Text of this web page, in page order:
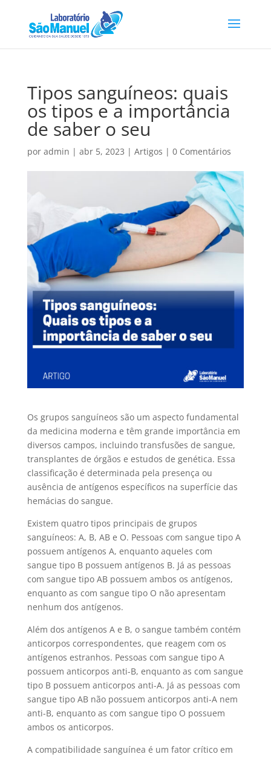
Tipos sanguíneos: quais
os tipos e a importância
de saber o seu
por admin | abr 5, 2023 | Artigos | 0 Comentários
Os grupos sanguíneos são um aspecto fundamental
da medicina moderna e têm grande importância em
diversos campos, incluindo transfusões de sangue,
transplantes de órgãos e estudos de genética. Essa
classificação é determinada pela presença ou
ausência de antígenos específicos na superfície das
hemácias do sangue.
Existem quatro tipos principais de grupos
sanguíneos: A, B, AB e O. Pessoas com sangue tipo A
possuem antígenos A, enquanto aqueles com
sangue tipo B possuem antígenos B. Já as pessoas
com sangue tipo AB possuem ambos os antígenos,
enquanto as com sangue tipo O não apresentam
nenhum dos antígenos.
Além dos antígenos A e B, o sangue também contém
anticorpos correspondentes, que reagem com os
antígenos estranhos. Pessoas com sangue tipo A
possuem anticorpos anti-B, enquanto as com sangue
tipo B possuem anticorpos anti-A. Já as pessoas com
sangue tipo AB não possuem anticorpos anti-A nem
anti-B, enquanto as com sangue tipo O possuem
ambos os anticorpos.
A compatibilidade sanguínea é um fator crítico em